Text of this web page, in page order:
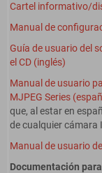
Cartel informativo/
Manual de
Guía de usuario del
el CD (inglés)
Manual de usuario
MJPEG Series
que, al estar en
de cualquier cámara
Manual de usuario
Documentación